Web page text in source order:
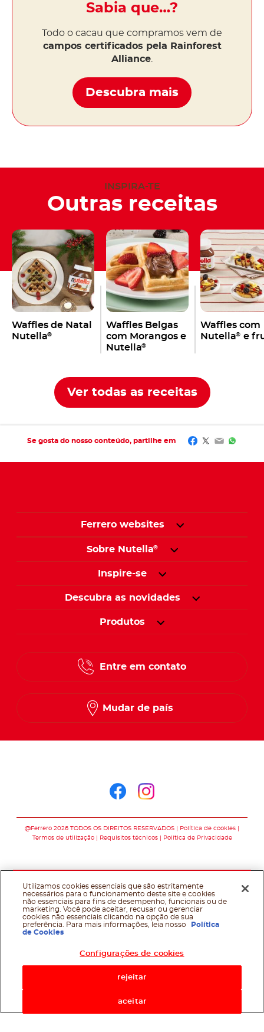
Sabia que…?
Todo o cacau que compramos vem de
campos certificados pela Rainforest
Alliance
Descubra mais
INSPIRA-TE
Outras receitas
Waffles de Natal
Nutella®
Waffles Belgas
com Morangos e
Nutella®
Waffles com
Nutella® e
Ver todas as receitas
Se gosta do nosso conteúdo, partilhe em Facebook
Twitter
Email
Ferrero websites
Sobre Nutella®
Inspire-se
Descubra as novidades
Produtos
Entre em contato
Mudar de país
@Ferrero 2026 TODOS OS DIREITOS RESERVADOS
Política de cookies
Termos de utilização
Requisitos técnicos Política de Privacidade
Utilizamos cookies essenciais que são estritamente
necessários para o funcionamento deste site e cookies
não essenciais para fins de desempenho, funcionais ou de
marketing. Você pode aceitar, recusar ou gerenciar
cookies não essenciais clicando na opção de sua
preferência. Para mais informações, leia nosso
Política
de Cookies
Configurações de cookies
rejeitar
aceitar